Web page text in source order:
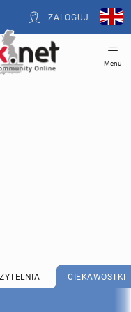
ZALOGUJ
Menu
CIEKAWOSTKI